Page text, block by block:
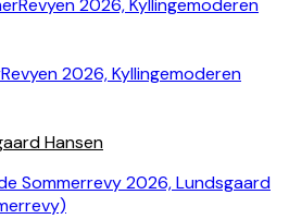
2026, Kyllingemoderen
Hansen